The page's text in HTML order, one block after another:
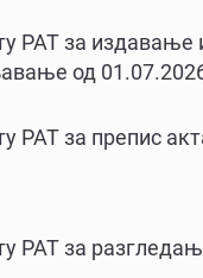
РАТ за
од
РАТ за препис
РАТ за